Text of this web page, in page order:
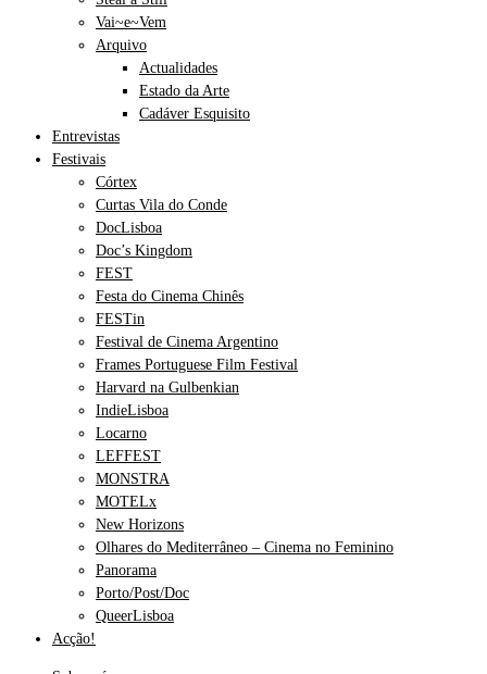
Vai~e~Vem
Arquivo
Actualidades
Estado da Arte
Cadáver Esquisito
Entrevistas
Festivais
Córtex
Curtas Vila do Conde
DocLisboa
Doc’s Kingdom
FEST
Festa do Cinema Chinês
FESTin
Festival de Cinema Argentino
Frames Portuguese Film Festival
Harvard na Gulbenkian
IndieLisboa
Locarno
LEFFEST
MONSTRA
MOTELx
New Horizons
Olhares do Mediterrâneo – Cinema no Feminino
Panorama
Porto/Post/Doc
QueerLisboa
Acção!